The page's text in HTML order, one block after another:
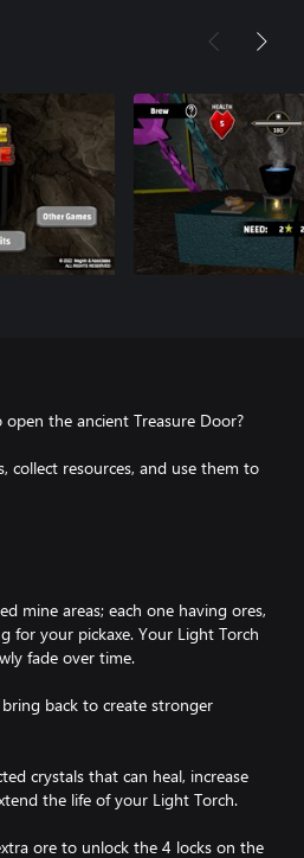
the ancient Treasure Door?
collect resources, and use them to
mine areas; each one having ores,
for your pickaxe. Your Light Torch
fade over time.
back to create stronger
crystals that can heal, increase
the life of your Light Torch.
ore to unlock the 4 locks on the